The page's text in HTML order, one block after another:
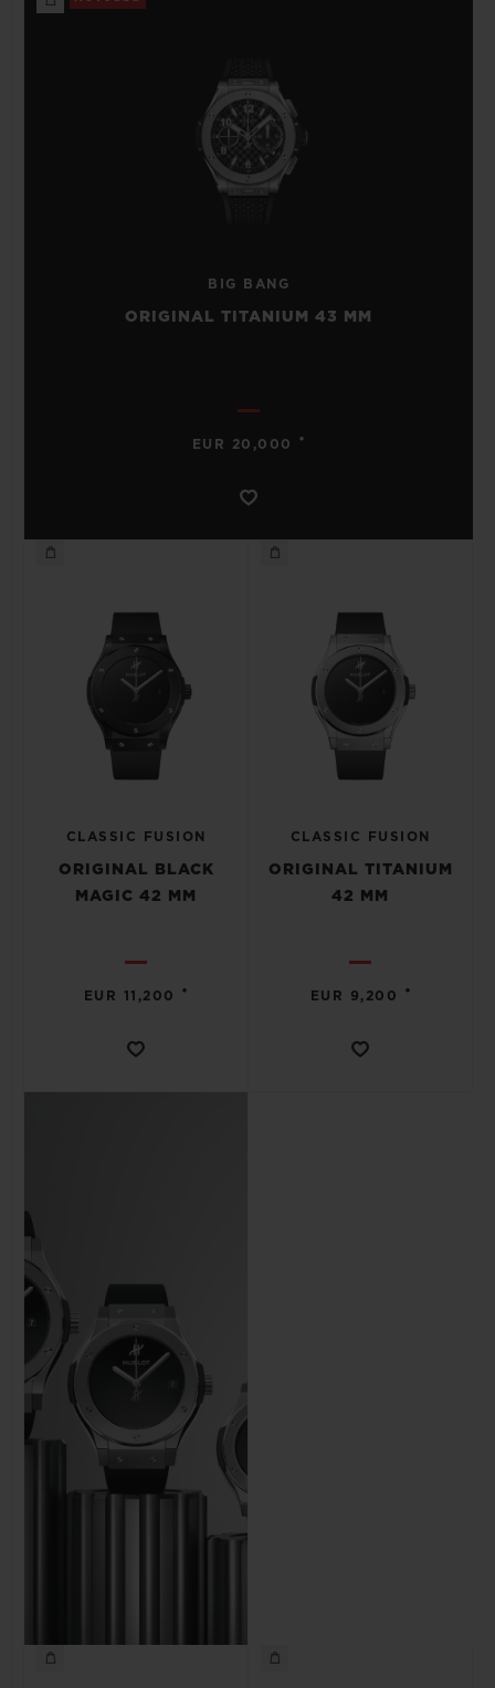
BIG BANG
ORIGINAL TITANIUM 43 MM
EUR 20,000 •
CLASSIC FUSION
ORIGINAL BLACK
MAGIC 42 MM
EUR 11,200 •
CLASSIC FUSION
ORIGINAL TITANIUM
42 MM
EUR 9,200 •